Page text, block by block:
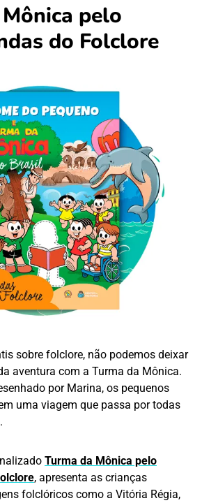
pelo
do Folclore
sobre folclore, não podemos deixar
aventura com a Turma da Mônica.
por Marina, os pequenos
uma viagem que passa por todas
Turma da Mônica pelo
, apresenta as crianças
folclóricos como a Vitória Régia,